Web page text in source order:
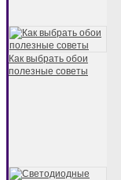
Как выбрать обои
полезные советы